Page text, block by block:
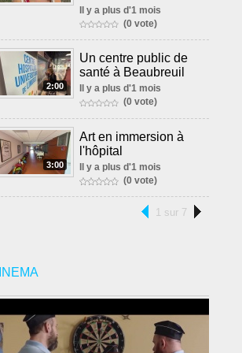
Il y a plus d'1 mois
(0 vote)
2:00
Un centre public de
santé à Beaubreuil
Il y a plus d'1 mois
(0 vote)
3:00
Art en immersion à
l'hôpital
Il y a plus d'1 mois
(0 vote)
1 sur 7